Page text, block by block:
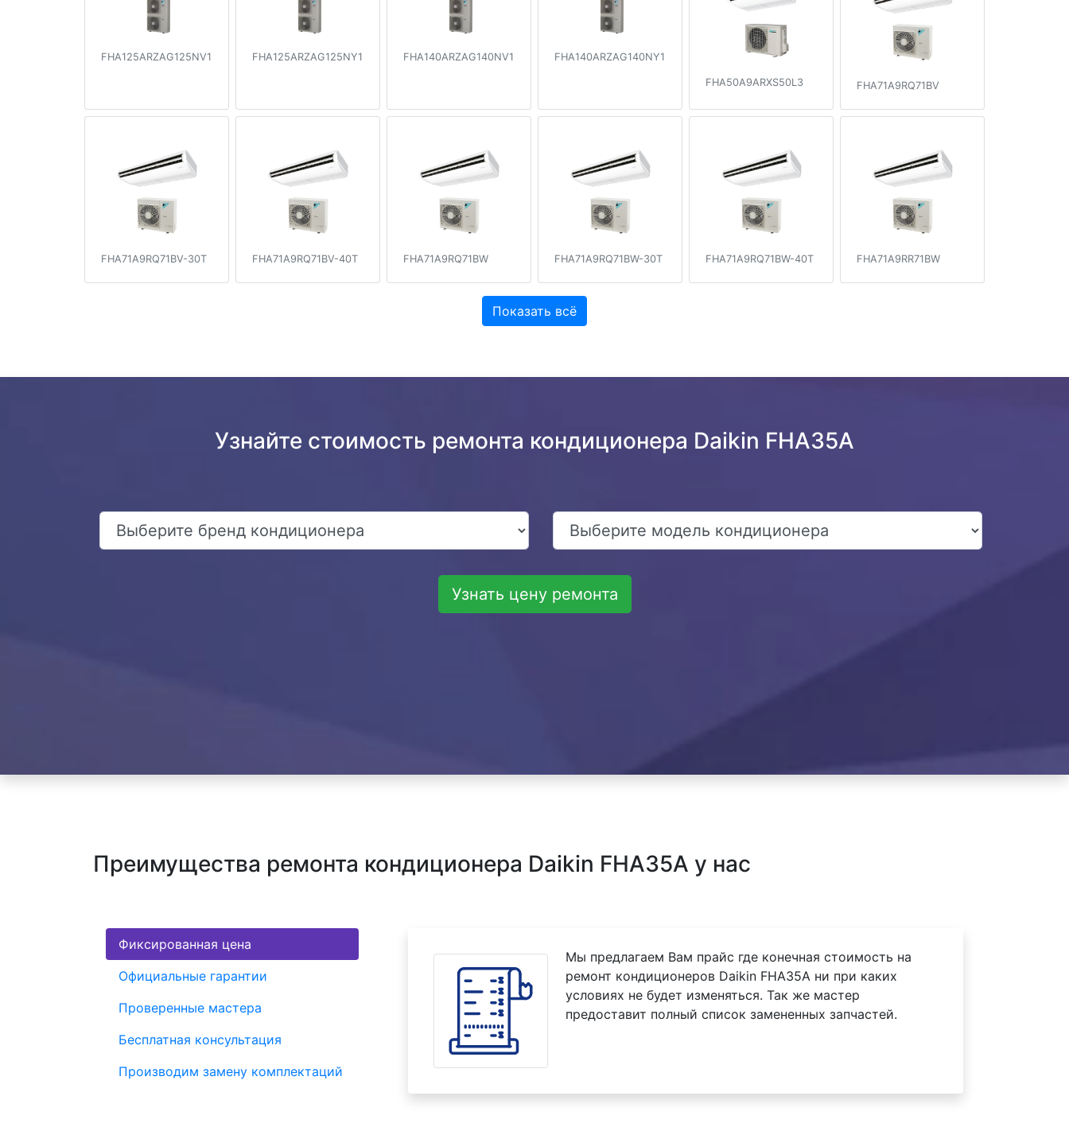
FHA125ARZAG125NV1 FHA125ARZAG125NY1 FHA140ARZAG140NV1 FHA140ARZAG140NY1
FHA50A9ARXS50L3 FHA71A9RQ71BV
FHA71A9RQ71BV-30T FHA71A9RQ71BV-40T FHA71A9RQ71BW FHA71A9RQ71BW-30T FHA71A9RQ71BW-40T FHA71A9RR71BW
Показать всё
Узнайте стоимость ремонта кондиционера Daikin FHA35A
Узнать цену ремонта
Преимущества ремонта кондиционера Daikin FHA35A у нас
Фиксированная цена
Официальные гарантии
Проверенные мастера
Бесплатная консультация
Производим замену комплектаций
Мы предлагаем Вам прайс где конечная стоимость на
ремонт кондиционеров Daikin FHA35A ни при каких
условиях не будет изменяться. Так же мастер
предоставит полный список замененных запчастей.